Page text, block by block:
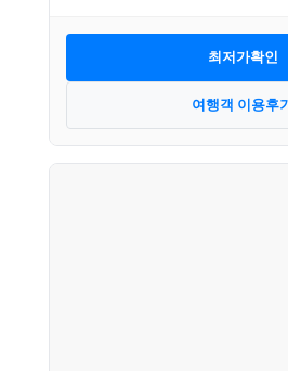
최저가확인
여행객 이용후